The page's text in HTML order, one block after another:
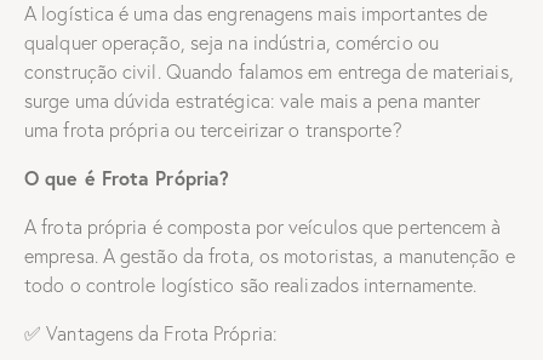
A logística é uma das engrenagens mais importantes de
qualquer operação, seja na indústria, comércio ou
construção civil. Quando falamos em entrega de materiais,
surge uma dúvida estratégica: vale mais a pena manter
uma frota própria ou terceirizar o transporte?
O que é Frota Própria?
A frota própria é composta por veículos que pertencem à
empresa. A gestão da frota, os motoristas, a manutenção e
todo o controle logístico são realizados internamente.
✅ Vantagens da Frota Própria: